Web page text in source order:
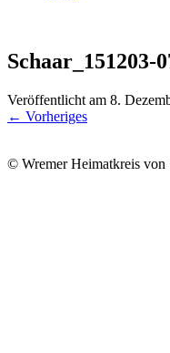
Schaar_151203-
Veröffentlicht am 8.
← Vorheriges
© Wremer Heimatkreis von